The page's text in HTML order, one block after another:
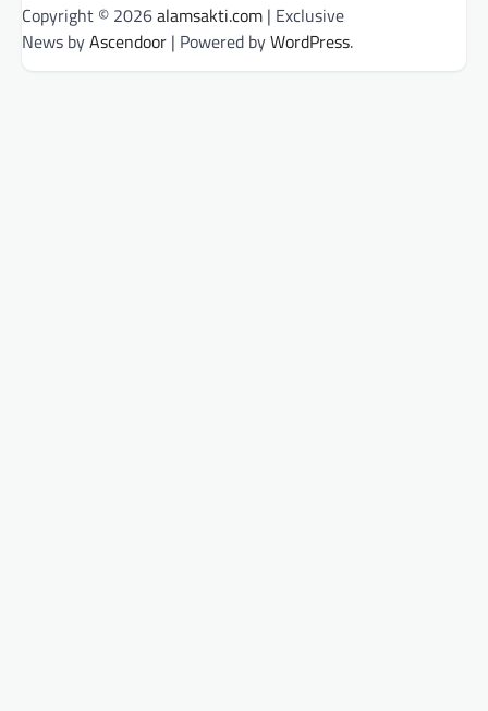
Copyright © 2026alamsakti.com | Exclusive
News byAscendoor | Powered byWordPress.